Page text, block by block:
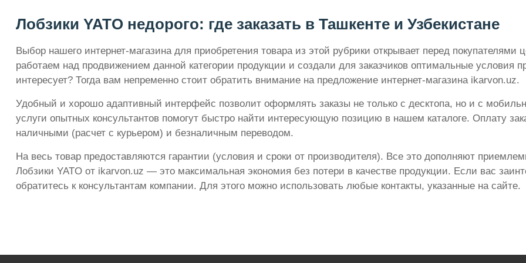
Лобзики YATO недорого: где заказать в Ташкенте и Узбекистане
Выбор нашего интернет-магазина для приобретения товара из этой рубрики открывает перед
работаем над продвижением данной категории продукции и создали для заказчиков оптимальные условия
интересует? Тогда вам непременно стоит обратить внимание на предложение интернет-магазина ikarvon.uz.
Удобный и хорошо адаптивный интерфейс позволит оформлять заказы не только с десктопа, но и с
услуги опытных консультантов помогут быстро найти интересующую позицию в нашем каталоге. Оплату
наличными (расчет с курьером) и безналичным переводом.
На весь товар предоставляются гарантии (условия и сроки от производителя). Все это дополняют
Лобзики YATO от ikarvon.uz — это максимальная экономия без потери в качестве продукции. Если вас
обратитесь к консультантам компании. Для этого можно использовать любые контакты, указанные на сайте.